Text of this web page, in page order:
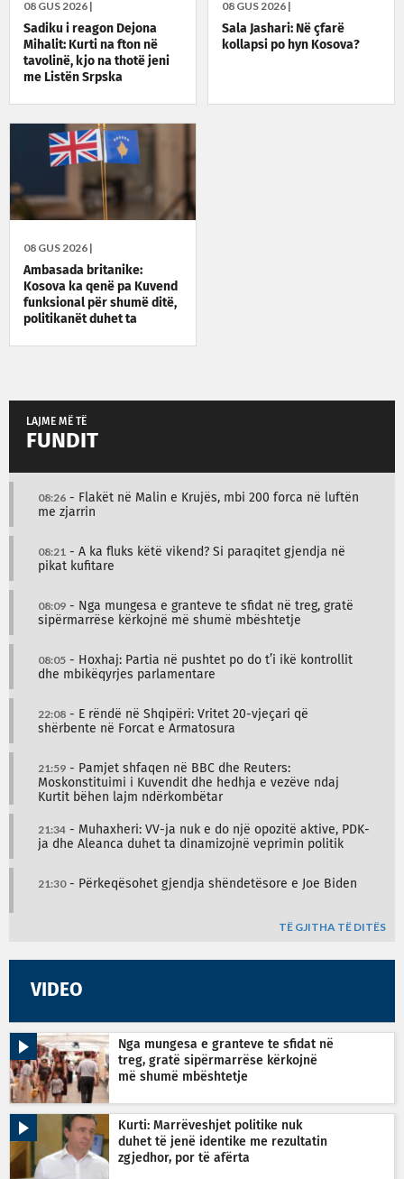
08 GUS 2026 |
Sadiku i reagon Dejona
Mihalit: Kurti na fton në
tavolinë, kjo na thotë jeni
me Listën Srpska
08 GUS 2026 |
Sala Jashari: Në çfarë
kollapsi po hyn Kosova?
08 GUS 2026 |
Ambasada britanike:
Kosova ka qenë pa Kuvend
funksional për shumë ditë,
politikanët duhet ta
LAJME MË TË
FUNDIT
08:26 - Flakët në Malin e Krujës, mbi 200 forca në luftën
me zjarrin
08:21 - A ka fluks këtë vikend? Si paraqitet gjendja në
pikat kufitare
08:09 - Nga mungesa e granteve te sfidat në treg, gratë
sipërmarrëse kërkojnë më shumë mbështetje
08:05 - Hoxhaj: Partia në pushtet po do t’i ikë kontrollit
dhe mbikëqyrjes parlamentare
22:08 - E rëndë në Shqipëri: Vritet 20-vjeçari që
shërbente në Forcat e Armatosura
21:59 - Pamjet shfaqen në BBC dhe Reuters:
Moskonstituimi i Kuvendit dhe hedhja e vezëve ndaj
Kurtit bëhen lajm ndërkombëtar
21:34 - Muhaxheri: VV-ja nuk e do një opozitë aktive, PDK-
ja dhe Aleanca duhet ta dinamizojnë veprimin politik
21:30- Përkeqësohet gjendja shëndetësore e Joe Biden
TË GJITHA TË DITËS
VIDEO
Nga mungesa e granteve te sfidat në
treg, gratë sipërmarrëse kërkojnë
më shumë mbështetje
Kurti: Marrëveshjet politike nuk
duhet të jenë identike me rezultatin
zgjedhor, por të afërta